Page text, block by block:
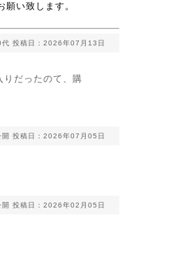
い致します。
代 投稿日：2026年07月13日
りだったのて、購
開 投稿日：2026年07月05日
開 投稿日：2026年02月05日